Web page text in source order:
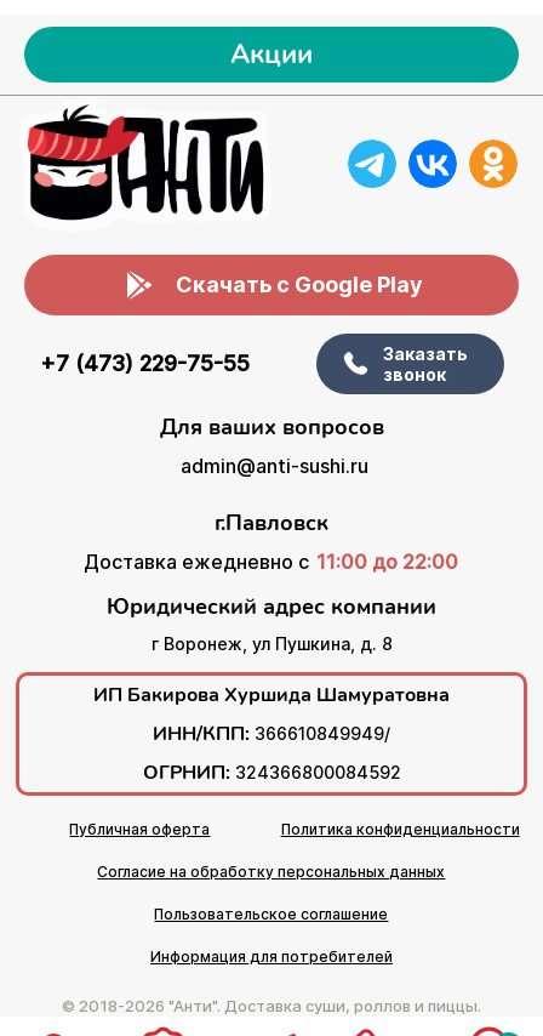
Акции
Скачать с Google Play
+7 (473) 229-75-55
Заказать
звонок
Для ваших вопросов
admin@anti-sushi.ru
г.Павловск
Доставка ежедневно с 11:00 до 22:00
Юридический адрес компании
г Воронеж, ул Пушкина, д. 8
ИП Бакирова Хуршида Шамуратовна
ИНН/КПП: 366610849949/
ОГРНИП: 324366800084592
Публичная оферта Политика конфиденциальности
Согласие на обработку персональных данных
Пользовательское соглашение
Информация для потребителей
© 2018-2026 "Анти". Доставка суши, роллов и пиццы.